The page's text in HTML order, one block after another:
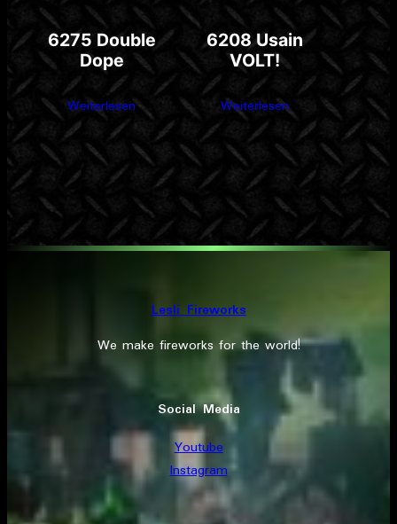
6275 Double
Dope
Weiterlesen
6208 Usain
VOLT!
Weiterlesen
Lesli Fireworks
We make fireworks for the world!
Social Media
Youtube
Instagram